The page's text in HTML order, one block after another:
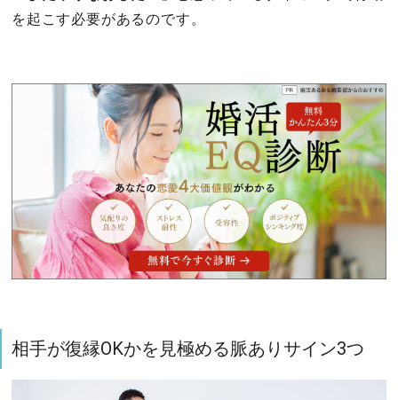
を起こす必要があるのです。
相手が復縁OKかを見極める脈ありサイン3つ